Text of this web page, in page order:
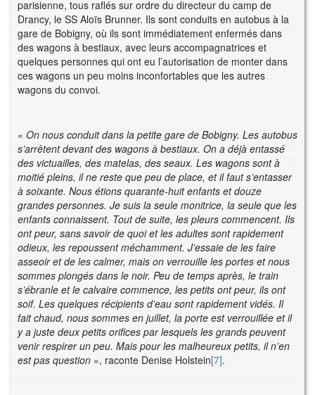
parisienne, tous raflés sur ordre du directeur du camp de
Drancy, le SS Aloïs Brunner. Ils sont conduits en autobus à la
gare de Bobigny, où ils sont immédiatement enfermés dans
des wagons à bestiaux, avec leurs accompagnatrices et
quelques personnes qui ont eu l’autorisation de monter dans
ces wagons un peu moins inconfortables que les autres
wagons du convoi.
« On nous conduit dans la petite gare de Bobigny. Les autobus
s’arrêtent devant des wagons à bestiaux. On a déjà entassé
des victuailles, des matelas, des seaux. Les wagons sont à
moitié pleins, il ne reste que peu de place, et il faut s’entasser
à soixante. Nous étions quarante-huit enfants et douze
grandes personnes. Je suis la seule monitrice, la seule que les
enfants connaissent. Tout de suite, les pleurs commencent. Ils
ont peur, sans savoir de quoi et les adultes sont rapidement
odieux, les repoussent méchamment. J’essaie de les faire
asseoir et de les calmer, mais on verrouille les portes et nous
sommes plongés dans le noir. Peu de temps après, le train
s’ébranle et le calvaire commence, les petits ont peur, ils ont
soif. Les quelques récipients d’eau sont rapidement vidés. Il
fait chaud, nous sommes en juillet, la porte est verrouillée et il
y a juste deux petits orifices par lesquels les grands peuvent
venir respirer un peu. Mais pour les malheureux petits, il n’en
est pas question », raconte Denise Holstein[7].